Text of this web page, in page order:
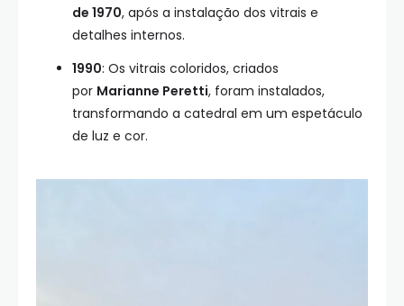
de 1970, após a instalação dos vitrais e
detalhes internos.
1990: Os vitrais coloridos, criados
por Marianne Peretti, foram instalados,
transformando a catedral em um espetáculo
de luz e cor.